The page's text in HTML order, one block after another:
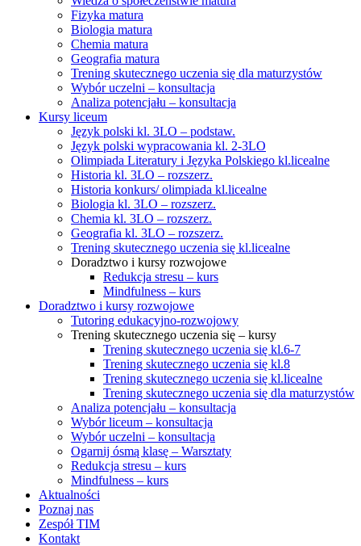
Fizyka matura
Biologia matura
Chemia matura
Geografia matura
Trening skutecznego uczenia się dla maturzystów
Wybór uczelni – konsultacja
Analiza potencjału – konsultacja
Kursy liceum
Język polski kl. 3LO – podstaw.
Język polski wypracowania kl. 2-3LO
Olimpiada Literatury i Języka Polskiego kl.licealne
Historia kl. 3LO – rozszerz.
Historia konkurs/ olimpiada kl.licealne
Biologia kl. 3LO – rozszerz.
Chemia kl. 3LO – rozszerz.
Geografia kl. 3LO – rozszerz.
Trening skutecznego uczenia się kl.licealne
Doradztwo i kursy rozwojowe
Redukcja stresu – kurs
Mindfulness – kurs
Doradztwo i kursy rozwojowe
Tutoring edukacyjno-rozwojowy
Trening skutecznego uczenia się – kursy
Trening skutecznego uczenia się kl.6-7
Trening skutecznego uczenia się kl.8
Trening skutecznego uczenia się kl.licealne
Trening skutecznego uczenia się dla maturzystów
Analiza potencjału – konsultacja
Wybór liceum – konsultacja
Wybór uczelni – konsultacja
Ogarnij ósmą klasę – Warsztaty
Redukcja stresu – kurs
Mindfulness – kurs
Aktualności
Poznaj nas
Zespół TIM
Kontakt